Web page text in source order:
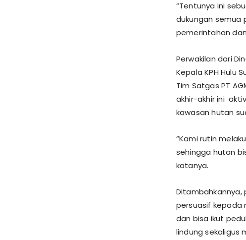
“Tentunya ini
dukungan semua
pemerintahan
Perwakilan dari
Kepala KPH Hulu
Tim Satgas PT
akhir-akhir ini
kawasan hutan
“Kami rutin
sehingga hutan
katanya.
Ditambahkannya,
persuasif kepada
dan bisa ikut
lindung sekaligus